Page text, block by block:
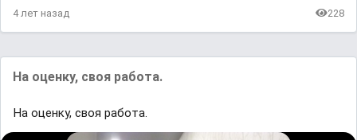
4 лет назад 228
На оценку, своя работа.
На оценку, своя работа.